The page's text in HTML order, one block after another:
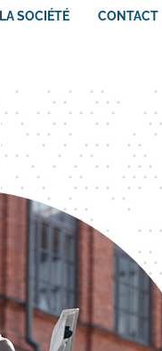
LA SOCIÉTÉ CONTACT